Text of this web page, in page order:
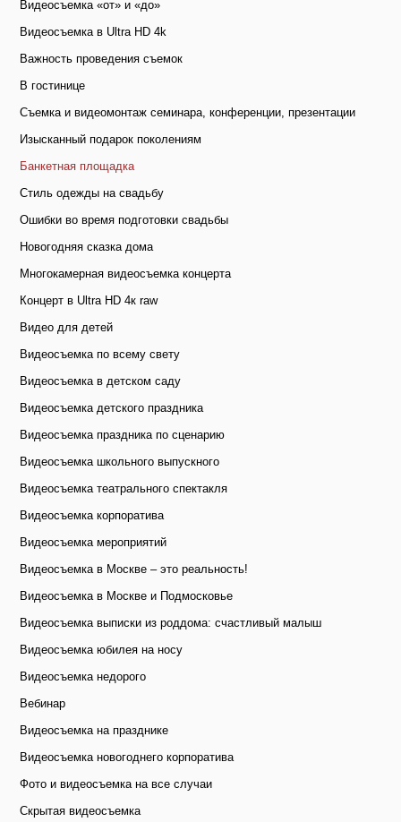
Видеосъемка «от» и «до»
Видеосъемка в Ultra HD 4k
Важность проведения съемок
В гостинице
Съемка и видеомонтаж семинара, конференции, презентации
Изысканный подарок поколениям
Банкетная площадка
Стиль одежды на свадьбу
Ошибки во время подготовки свадьбы
Новогодняя сказка дома
Многокамерная видеосъемка концерта
Концерт в Ultra HD 4к raw
Видео для детей
Видеосъемка по всему свету
Видеосъемка в детском саду
Видеосъемка детского праздника
Видеосъемка праздника по сценарию
Видеосъемка школьного выпускного
Видеосъемка театрального спектакля
Видеосъемка корпоратива
Видеосъемка мероприятий
Видеосъемка в Москве – это реальность!
Видеосъемка в Москве и Подмосковье
Видеосъемка выписки из роддома: счастливый малыш
Видеосъемка юбилея на носу
Видеосъемка недорого
Вебинар
Видеосъемка на празднике
Видеосъемка новогоднего корпоратива
Фото и видеосъемка на все случаи
Скрытая видеосъемка